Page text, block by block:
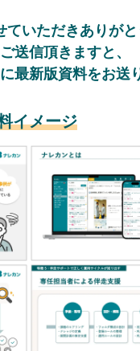
ていただき ありがと
送信頂きますと、
最新版資料をお送
イメージ